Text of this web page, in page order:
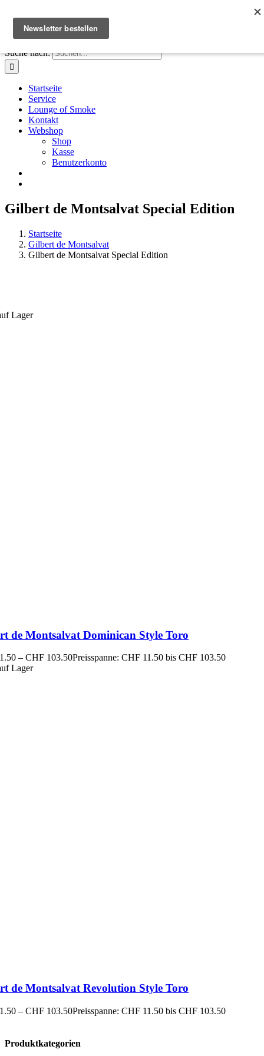
FacebookInstagramXE-Mail
+41 61 411 28 66|info@houseofsmoke.ch
Suche nach:
Startseite
Service
Lounge of Smoke
Kontakt
Webshop
Shop
Kasse
Benutzerkonto
Gilbert de Montsalvat Special Edition
Startseite
Gilbert de Montsalvat
Gilbert de Montsalvat Special Edition
Lager
de Montsalvat Dominican Style Toro
– CHF 103.50Preisspanne: CHF 11.50 bis CHF 103.50
Lager
de Montsalvat Revolution Style Toro
– CHF 103.50Preisspanne: CHF 11.50 bis CHF 103.50
Produktkategorien